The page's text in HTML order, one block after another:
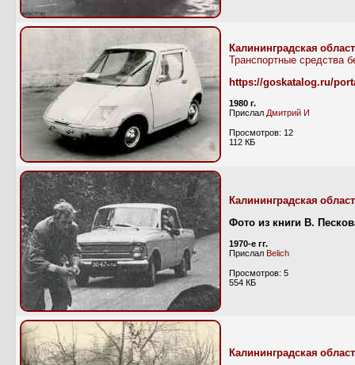
Калининградская
Транспортные средства
https://goskatalog.ru/
1980 г.
Прислал Дмитрий И
Просмотров: 12
112 КБ
Калининградская
Фото из книги В.
1970-е гг.
Прислал Belich
Просмотров: 5
554 КБ
Калининградская